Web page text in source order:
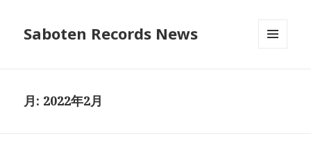
Saboten Records News
月: 2022年2月